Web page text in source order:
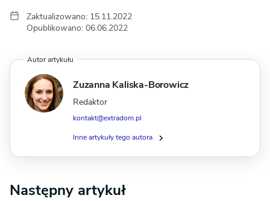
Zaktualizowano: 15.11.2022
Opublikowano: 06.06.2022
Autor artykułu
Zuzanna Kaliska-Borowicz
Redaktor
kontakt@extradom.pl
Inne artykuły tego autora
Następny artykuł